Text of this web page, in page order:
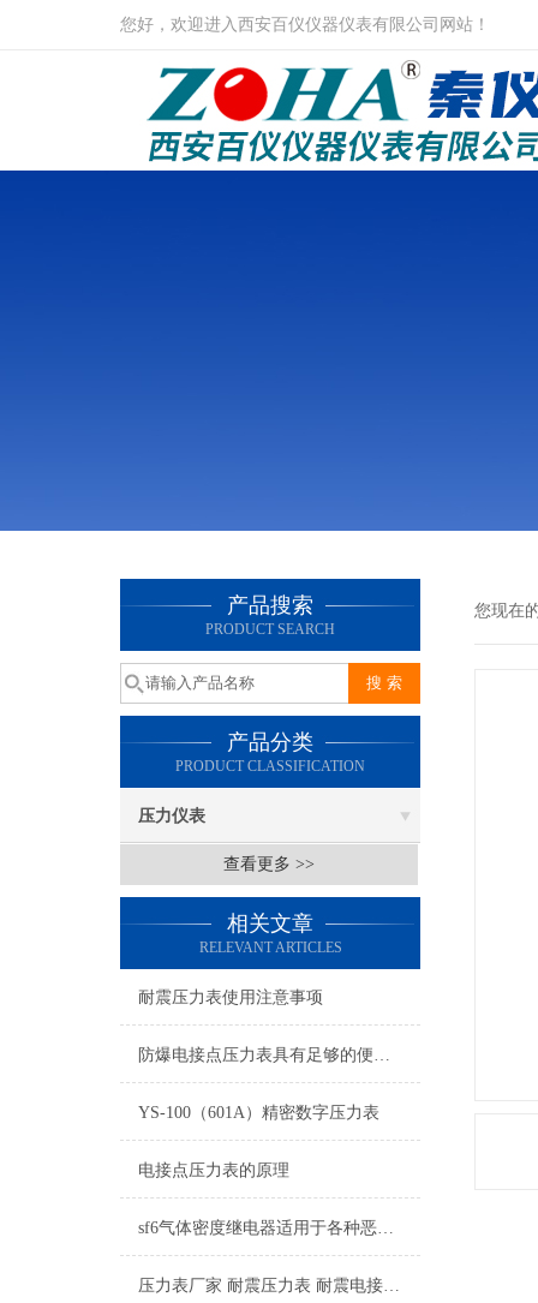
您好，欢迎进入西安百仪仪器仪表有限公司网站！
产品搜索
PRODUCT SEARCH
产品分类
PRODUCT CLASSIFICATION
压力仪表
查看更多 >>
相关文章
RELEVANT ARTICLES
耐震压力表使用注意事项
防爆电接点压力表具有足够的便携性，方便操作人员进行测试和调整
YS-100（601A）精密数字压力表
电接点压力表的原理
sf6气体密度继电器适用于各种恶劣环境和气候条件
压力表厂家 耐震压力表 耐震电接点压力表 隔膜压力表
您现在